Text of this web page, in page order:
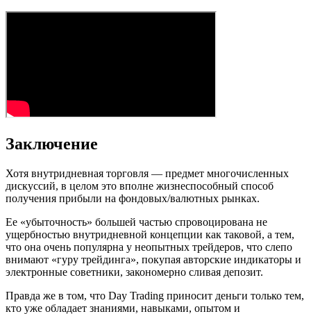
Заключение
Хотя внутридневная торговля — предмет многочисленных
дискуссий, в целом это вполне жизнеспособный способ
получения прибыли на фондовых/валютных рынках.
Ее «убыточность» большей частью спровоцирована не
ущербностью внутридневной концепции как таковой, а тем,
что она очень популярна у неопытных трейдеров, что слепо
внимают «гуру трейдинга», покупая авторские индикаторы и
электронные советники, закономерно сливая депозит.
Правда же в том, что Day Trading приносит деньги только тем,
кто уже обладает знаниями, навыками, опытом и